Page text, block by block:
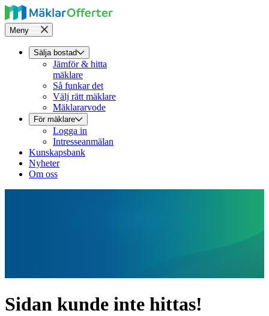
Meny
Sälja bostad
Jämför & hitta
mäklare
Så funkar det
Välj rätt mäklare
Mäklararvode
För mäklare
Logga in
Intresseanmälan
Kunskapsbank
Nyheter
Om oss
Sidan kunde inte hittas!